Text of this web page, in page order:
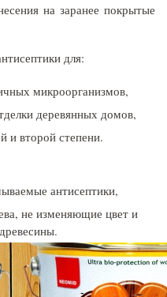
на заранее покрытые
для:
микроорганизмов,
деревянных домов,
и второй степени.
антисептики,
не изменяющие цвет и